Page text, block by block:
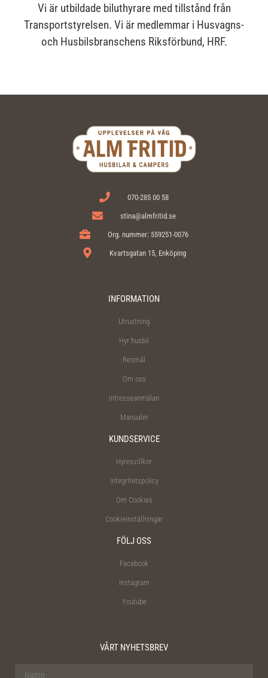
Vi är utbildade biluthyrare med tillstånd från
Transportstyrelsen. Vi är medlemmar i Husvagns-
och Husbilsbranschens Riksförbund, HRF.
070-285 00 58
stina@almfritid.se
Org. nummer: 559251-0076
Kvartsgatan 15, Enköping
INFORMATION
Utrustning
Hyr husbil
Resmål
Om oss
Intresseanmälan
Manualer
KUNDSERVICE
Hyresvillkor
Integritetspolicy
Om Cookies
Cookieinställningar
FÖLJ OSS
Facebook
Instagram
Youtube
VÅRT NYHETSBREV